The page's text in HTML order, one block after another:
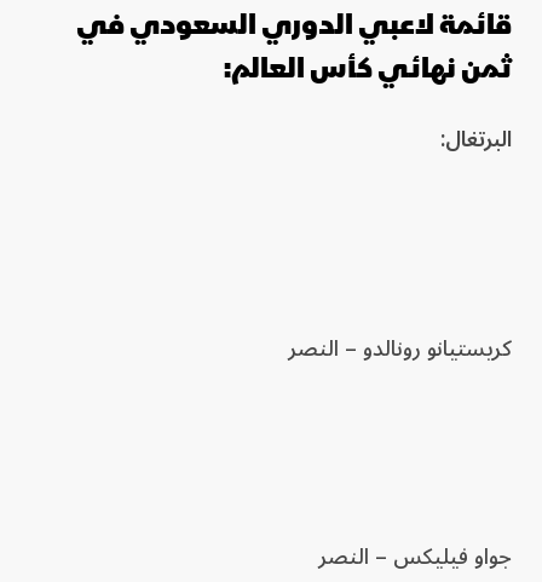
قائمة لاعبي الدوري السعودي في
ثمن نهائي كأس العالم:
البرتغال:
كريستيانو رونالدو – النصر
جواو فيليكس – النصر